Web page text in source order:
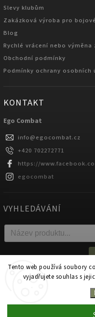
Tento web používá soubory
vyjadřujete souhlas s
Slevy klubům
Zakázková výroba pro
Blog
Rychlé vrácení nebo výměna
Obchodní podmínky
Podmínky ochrany osobních
KONTAKT
Ego Combat
info@egocombat.cz
+420 702272771
https://
egocombat
VYHLEDÁVÁNÍ